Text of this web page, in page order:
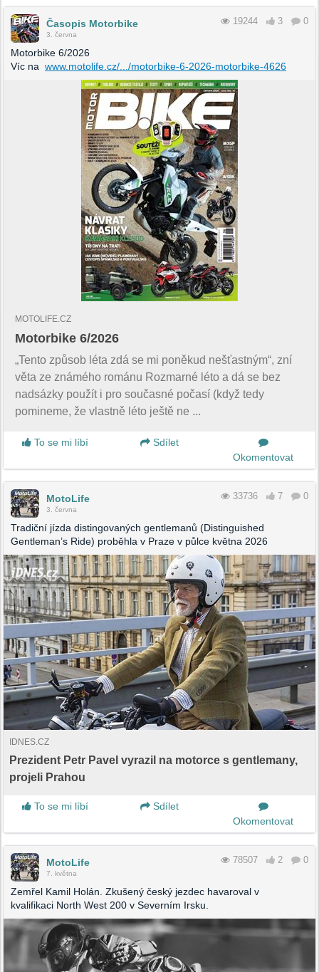
Časopis Motorbike
3. června
19244 3 0
Motorbike 6/2026
Víc na www.motolife.cz/.../motorbike-6-2026-motorbike-4626
MOTOLIFE.CZ
Motorbike 6/2026
„Tento způsob léta zdá se mi poněkud nešťastným“, zní
věta ze známého románu Rozmarné léto a dá se bez
nadsázky použít i pro současné počasí (když tedy
pomineme, že vlastně léto ještě ne ...
To se mi líbí
Sdílet
Okomentovat
MotoLife
3. června
33736 7 0
Tradiční jízda distingovaných gentlemanů (Distinguished
Gentleman’s Ride) proběhla v Praze v půlce května 2026
IDNES.CZ
Prezident Petr Pavel vyrazil na motorce s gentlemany,
projeli Prahou
To se mi líbí
Sdílet
Okomentovat
MotoLife
7. května
78507 2 0
Zemřel Kamil Holán. Zkušený český jezdec havaroval v
kvalifikaci North West 200 v Severním Irsku.